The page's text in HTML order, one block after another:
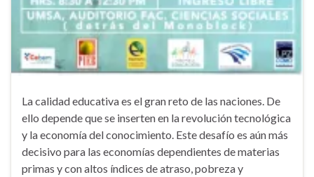
La calidad educativa es el gran reto de las naciones. De
ello depende que se inserten en la revolución tecnológica
y la economía del conocimiento. Este desafío es aún más
decisivo para las economías dependientes de materias
primas y con altos índices de atraso, pobreza y